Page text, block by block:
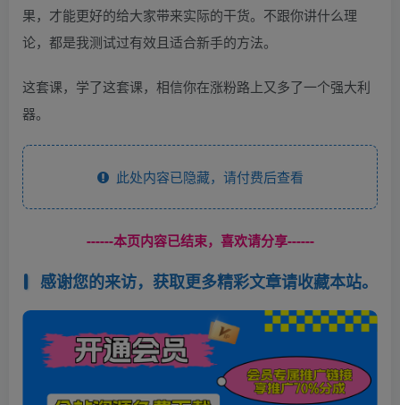
果，才能更好的给大家带来实际的干货。不跟你讲什么理
论，都是我测试过有效且适合新手的方法。
这套课，学了这套课，相信你在涨粉路上又多了一个强大利
器。
此处内容已隐藏，请付费后查看
------本页内容已结束，喜欢请分享------
感谢您的来访，获取更多精彩文章请收藏本站。